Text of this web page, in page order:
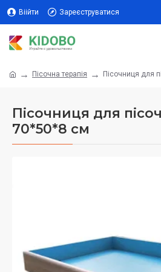
Віійти Зареєструватися
Пісочна терапія Пісочниця для
Пісочниця для
70*50*8 см